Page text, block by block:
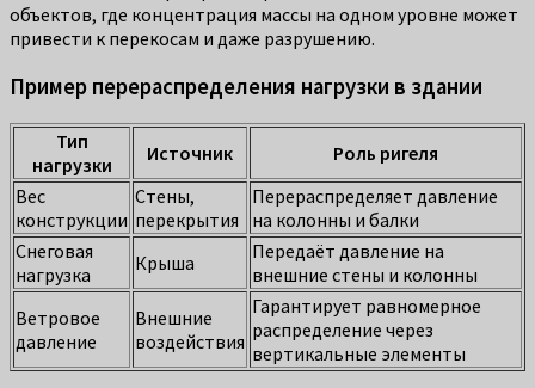
объектов, где концентрация массы на одном уровне может
привести к перекосам и даже разрушению.
Пример перераспределения нагрузки в здании
Тип
нагрузки
Источник
Роль ригеля
Вес
конструкции
Стены,
перекрытия
Перераспределяет давление
на колонны и балки
Снеговая
нагрузка
Крыша
Передаёт давление на
внешние стены и колонны
Ветровое
давление
Внешние
воздействия
Гарантирует равномерное
распределение через
вертикальные элементы